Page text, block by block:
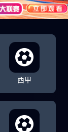
西甲